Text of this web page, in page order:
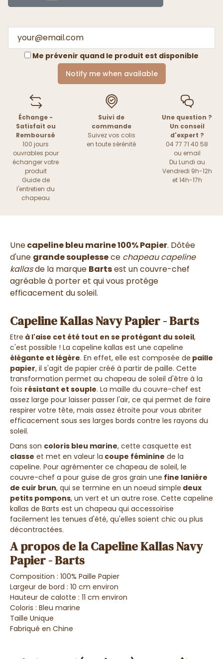
Me prévenir quand le produit est disponible
Notify me when available
Échange -
Satisfait ou
Remboursé
100 jours
ouvrables pour
échanger votre
produit
Guide de
l'entretien du
chapeau
Suivi de
commande
Suivez vos colis
en toute sérénité
Une question ?
Un conseil
d'expert ?
04 77 71 40 58
ou email
Du Lundi au
Vendredi 9h-12h
et 14h-17h
Unecapeline bleu marine 100% Papier. Dôtée
d'une grande souplessece chapeau capeline
kallasde la marque Bartsest un couvre-chef
agréable à porter et qui vous protége
efficacement du soleil.
Capeline Kallas Navy Papier - Barts
Etre à l'aise cet été tout en se protégant du soleil,
c'est possible ! La capeline kallas est une capeline
élégante et légère. En effet, elle est composée de paille
papier, il s'agit de papier créé à partir de paille. Cette
transformation permet au chapeau de soleil d'être à la
fois résistant et souple. La maille du couvre-chef est
assez large pour laisser passer l'air, ce qui permet de faire
respirer votre tête, mais assez étroite pour vous abriter
efficacement sous ses larges bords contre les rayons du
soleil.
Dans son coloris bleu marine, cette casquette est
classe et met en valeur la coupe féminine de la
capeline. Pour agrémenter ce chapeau de soleil, le
couvre-chef a pour guise de gros grain une fine lanière
de cuir brun, qui se termine en un noeud simple deux
petits pompons, un vert et un autre rose. Cette capeline
kallas de Barts est un chapeau qui accessoirise
facilement les tenues d'été, qu'elles soient chic ou plus
décontractées.
A propos de la Capeline Kallas Navy
Papier - Barts
Composition : 100% Paille Papier
Largeur de bord : 10 cm environ
Hauteur de calotte : 11 cm environ
Coloris : Bleu marine
Taille Unique
Fabriqué en Chine